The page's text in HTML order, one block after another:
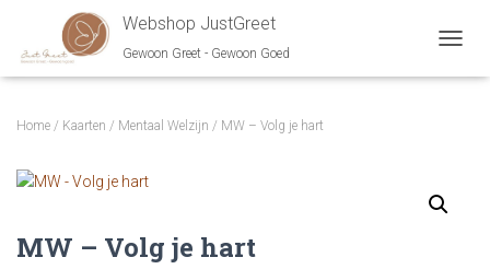
Webshop JustGreet
Gewoon Greet - Gewoon Goed
Home / Kaarten / Mentaal Welzijn / MW – Volg je hart
MW – Volg je hart